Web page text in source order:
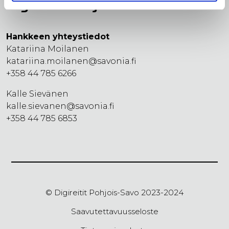
Digireitit Pohjois-Savo
Hankkeen yhteystiedot
Katariina Moilanen
katariina.moilanen@savonia.fi
+358 44 785 6266
Kalle Sievänen
kalle.sievanen@savonia.fi
+358 44 785 6853
© Digireitit Pohjois-Savo 2023-2024
Saavutettavuusseloste